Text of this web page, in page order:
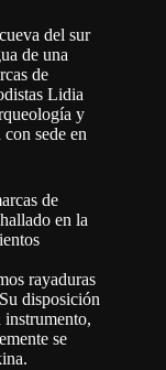
del sur
de una
de
Lidia
y
sede en
de
en la
rayaduras
disposición
se